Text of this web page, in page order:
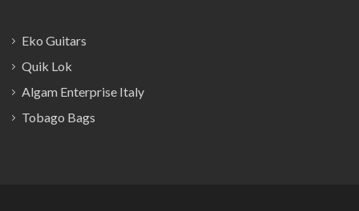
Eko Guitars
Quik Lok
Algam Enterprise Italy
Tobago Bags